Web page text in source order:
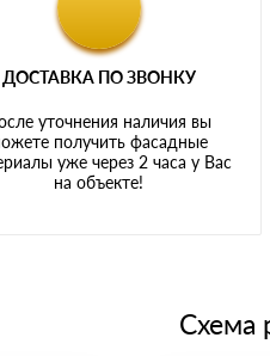
ДОСТАВКА ПО ЗВОНКУ
уточнения наличия вы
получить фасадные
уже через 2 часа у Вас
на объекте!
Схема